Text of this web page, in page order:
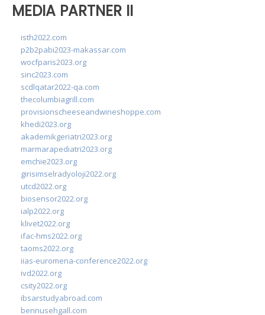
MEDIA PARTNER II
isth2022.com
p2b2pabi2023-makassar.com
wocfparis2023.org
sinc2023.com
scdlqatar2022-qa.com
thecolumbiagrill.com
provisionscheeseandwineshoppe.com
khedi2023.org
akademikgeriatri2023.org
marmarapediatri2023.org
emchie2023.org
girisimselradyoloji2022.org
utcd2022.org
biosensor2022.org
ialp2022.org
klivet2022.org
ifac-hms2022.org
taoms2022.org
iias-euromena-conference2022.org
ivd2022.org
csity2022.org
ibsarstudyabroad.com
bennusehgall.com